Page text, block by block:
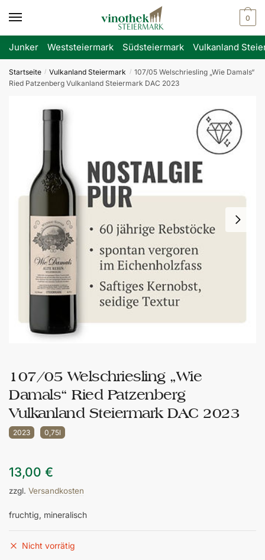
navigation
content
0
Junker Weststeiermark Südsteiermark Vulkanland
Startseite / Vulkanland Steiermark / 107/05 Welschriesling „Wie Damals“
Ried Patzenberg Vulkanland Steiermark DAC 2023
107/05 Welschriesling „Wie
Damals“ Ried Patzenberg
Vulkanland Steiermark DAC 2023
2023 0,75l
13,00 €
zzgl. Versandkosten
fruchtig, mineralisch
Nicht vorrätig